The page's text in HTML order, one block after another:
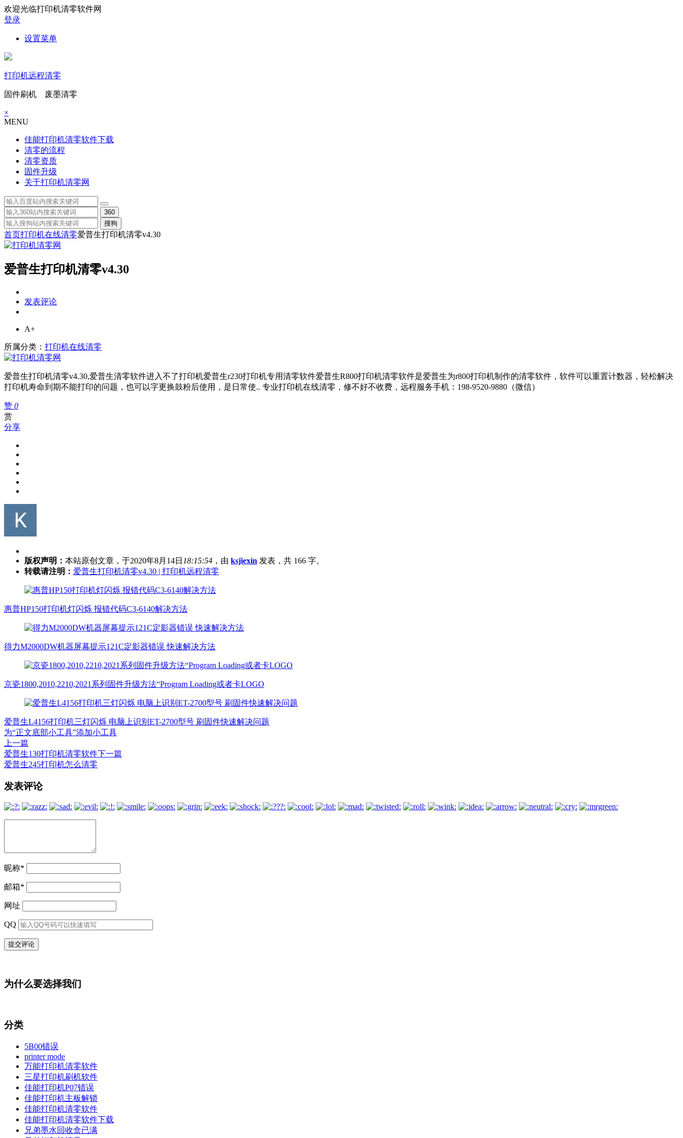
欢迎光临打印机清零软件网
登录
设置菜单
打印机远程清零
固件刷机 废墨清零
×
MENU
佳能打印机清零软件下载
清零的流程
清零资质
固件升级
关于打印机清零网
360
搜狗
首页打印机在线清零爱普生打印机清零v4.30
爱普生打印机清零v4.30
发表评论
A+
所属分类： 打印机在线清零
爱普生打印机清零v4.30,爱普生清零软件进入不了打印机爱普生r230打印机专用清零软件爱普生R800打印机清零软件是爱普生为r800打印机制作的清零软件，软件可以重置计数器，轻松解决
打印机寿命到期不能打印的问题，也可以字更换鼓粉后使用，是日常使.. 专业打印机在线清零，修不好不收费，远程服务手机：198-9520-9880（微信）
赞 0
赏
分享
版权声明： 本站原创文章，于2020年8月14日 18:15:54 ，由 ksjiexin 发表，共 166 字。
转载请注明： 爱普生打印机清零v4.30 | 打印机远程清零
惠普HP150打印机灯闪烁 报错代码C3-6140解决方法
得力M2000DW机器屏幕提示121C定影器错误 快速解决方法
京瓷1800,2010,2210,2021系列固件升级方法“Program Loading或者卡LOGO
爱普生L4156打印机三灯闪烁 电脑上识别ET-2700型号 刷固件快速解决问题
为“正文底部小工具”添加小工具
上一篇
爱普生130打印机清零软件下一篇
爱普生245打印机怎么清零
章
导
发表评论
昵称*
邮箱*
网址
QQ
为什么要选择我们
分类
5B00错误
printer mode
万能打印机清零软件
三星打印机刷机软件
佳能打印机P07错误
佳能打印机主板解锁
佳能打印机清零软件
佳能打印机清零软件下载
兄弟墨水回收盒已满